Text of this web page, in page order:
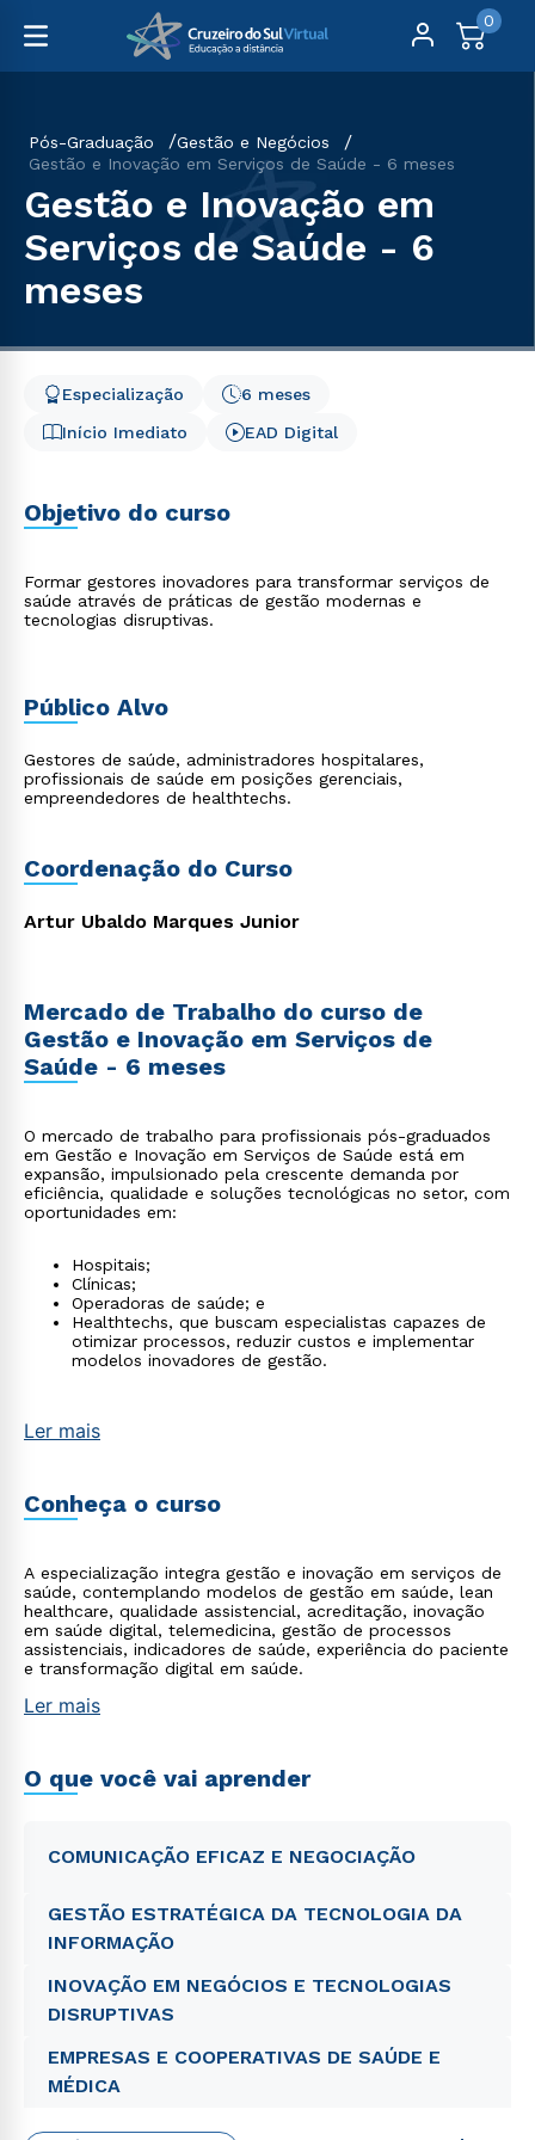
0
Pós-Graduação
Gestão e Negócios
Gestão e Inovação em Serviços de Saúde - 6 meses
Gestão e Inovação em
Serviços de Saúde - 6
meses
Início Imediato
6 meses
Especialização
EAD Digital
Objetivo do curso
Formar gestores inovadores para transformar serviços de
saúde através de práticas de gestão modernas e
tecnologias disruptivas.
Público Alvo
Gestores de saúde, administradores hospitalares,
profissionais de saúde em posições gerenciais,
empreendedores de healthtechs.
Coordenação do Curso
Artur Ubaldo Marques Junior
Mercado de Trabalho do curso de
Gestão e Inovação em Serviços de
Saúde - 6 meses
O mercado de trabalho para profissionais pós-graduados
em Gestão e Inovação em Serviços de Saúde está em
expansão, impulsionado pela crescente demanda por
eficiência, qualidade e soluções tecnológicas no setor, com
oportunidades em:
Hospitais;
Clínicas;
Operadoras de saúde; e
Healthtechs, que buscam especialistas capazes de
otimizar processos, reduzir custos e implementar
modelos inovadores de gestão.
Ler mais
Conheça o curso
A especialização integra gestão e inovação em serviços de
saúde, contemplando modelos de gestão em saúde, lean
healthcare, qualidade assistencial, acreditação, inovação
em saúde digital, telemedicina, gestão de processos
assistenciais, indicadores de saúde, experiência do paciente
e transformação digital em saúde.
Ler mais
O que você vai aprender
COMUNICAÇÃO EFICAZ E NEGOCIAÇÃO
GESTÃO ESTRATÉGICA DA TECNOLOGIA DA
INFORMAÇÃO
INOVAÇÃO EM NEGÓCIOS E TECNOLOGIAS
DISRUPTIVAS
EMPRESAS E COOPERATIVAS DE SAÚDE E
MÉDICA